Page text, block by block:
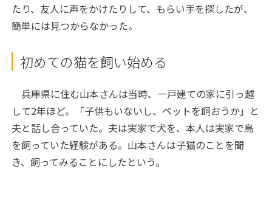
たり、友人に声をかけたりして、もらい手を探したが、
簡単には見つからなかった。
初めての猫を飼い始める
兵庫県に住む山本さんは当時、一戸建ての家に引っ越
して2年ほど。「子供もいないし、ペットを飼おうか」と
夫と話し合っていた。夫は実家で犬を、本人は実家で鳥
を飼っていた経験がある。山本さんは子猫のことを聞
き、飼ってみることにしたという。